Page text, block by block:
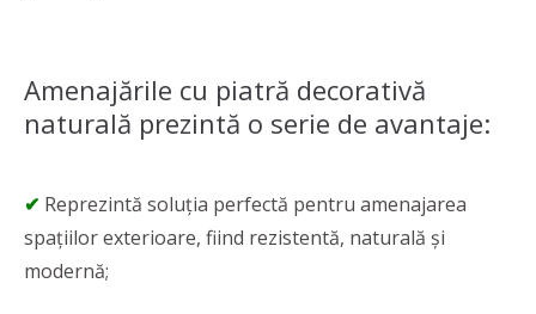
Amenajările cu piatră decorativă
naturală prezintă o serie de avantaje:
✔ Reprezintă soluția perfectă pentru amenajarea
spațiilor exterioare, fiind rezistentă, naturală și
modernă;